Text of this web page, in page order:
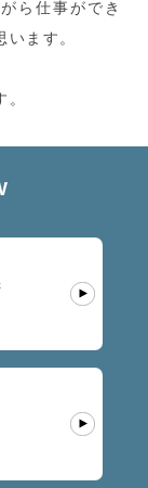
ら仕事ができ
ます。